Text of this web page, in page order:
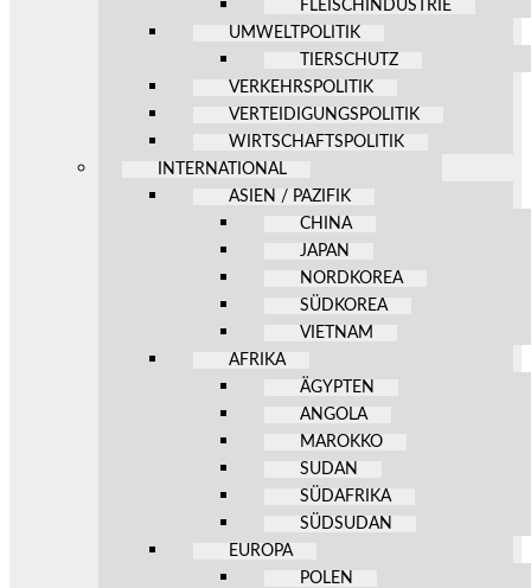
FLEISCHINDUSTRIE
UMWELTPOLITIK
TIERSCHUTZ
VERKEHRSPOLITIK
VERTEIDIGUNGSPOLITIK
WIRTSCHAFTSPOLITIK
INTERNATIONAL
ASIEN / PAZIFIK
CHINA
JAPAN
NORDKOREA
SÜDKOREA
VIETNAM
AFRIKA
ÄGYPTEN
ANGOLA
MAROKKO
SUDAN
SÜDAFRIKA
SÜDSUDAN
EUROPA
POLEN